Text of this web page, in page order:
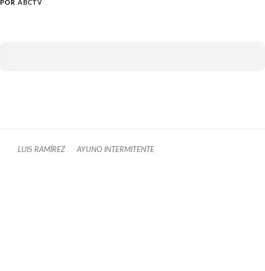
POR ABCTV
LUIS RAMÍREZ AYUNO INTERMITENTE